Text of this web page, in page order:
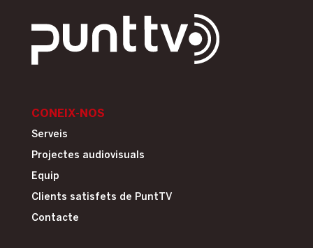
CONEIX-NOS
Serveis
Projectes audiovisuals
Equip
Clients satisfets de PuntTV
Contacte